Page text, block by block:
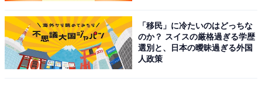
「移民」に冷たいのはどっちな
のか？ スイスの厳格過ぎる学歴
選別と、日本の曖昧過ぎる外国
人政策